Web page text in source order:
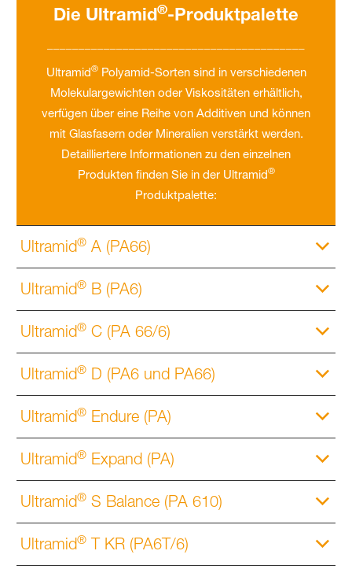
Die Ultramid®-Produktpalette
Ultramid®Polyamid-Sorten sind in verschiedenen
Molekulargewichten oder Viskositäten erhältlich,
verfügen über eine Reihe von Additiven und können
mit Glasfasern oder Mineralien verstärkt werden.
Detailliertere Informationen zu den einzelnen
Produkten finden Sie in der Ultramid®
Produktpalette:
Ultramid® A (PA66)
Ultramid® B (PA6)
Ultramid® C (PA 66/6)
Ultramid® D (PA6 und PA66)
Ultramid® Endure (PA)
Ultramid® Expand (PA)
Ultramid® S Balance (PA 610)
Ultramid® T KR (PA6T/6)